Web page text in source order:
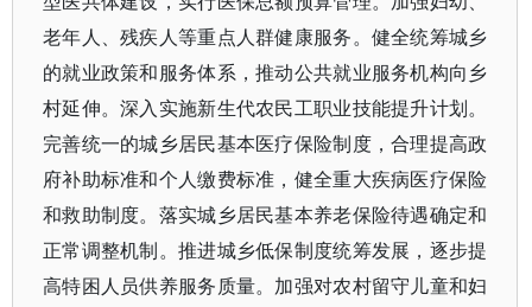
老年人、残疾人等重点人群健康服务。健全统筹城乡
的就业政策和服务体系，推动公共就业服务机构向乡
村延伸。深入实施新生代农民工职业技能提升计划。
完善统一的城乡居民基本医疗保险制度，合理提高政
府补助标准和个人缴费标准，健全重大疾病医疗保险
和救助制度。落实城乡居民基本养老保险待遇确定和
正常调整机制。推进城乡低保制度统筹发展，逐步提
高特困人员供养服务质量。加强对农村留守儿童和妇